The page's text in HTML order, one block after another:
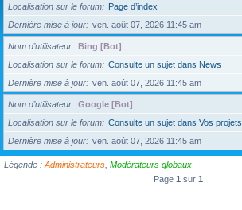
Localisation sur le forum
Page d’index
Dernière mise à jour
ven. août 07, 2026 11:45 am
Nom d’utilisateur
Bing [Bot]
Localisation sur le forum
Consulte un sujet dans News
Dernière mise à jour
ven. août 07, 2026 11:45 am
Nom d’utilisateur
Google [Bot]
Localisation sur le forum
Consulte un sujet dans Vos projets
Dernière mise à jour
ven. août 07, 2026 11:45 am
Légende : Administrateurs Modérateurs globaux
Page 1 sur 1